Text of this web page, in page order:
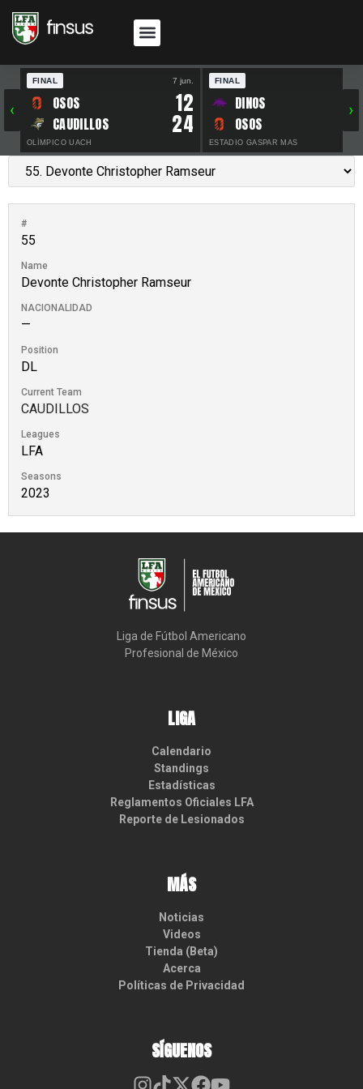
‹
FINAL 7 jun.
OSOS 12
CAUDILLOS 24
OLÍMPICO UACH
FINAL
DINOS
OSOS
ESTADIO GASPAR MAS
›
#
55
Name
Devonte Christopher Ramseur
NACIONALIDAD
—
Position
DL
Current Team
CAUDILLOS
Leagues
LFA
Seasons
2023
Liga de Fútbol Americano
Profesional de México
LIGA
Calendario
Standings
Estadísticas
Reglamentos Oficiales LFA
Reporte de Lesionados
MÁS
Noticias
Videos
Tienda (Beta)
Acerca
Políticas de Privacidad
SÍGUENOS